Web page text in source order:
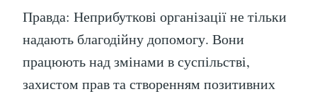
Правда: Неприбуткові організації не тільки
надають благодійну допомогу. Вони
працюють над змінами в суспільстві,
захистом прав та створенням позитивних